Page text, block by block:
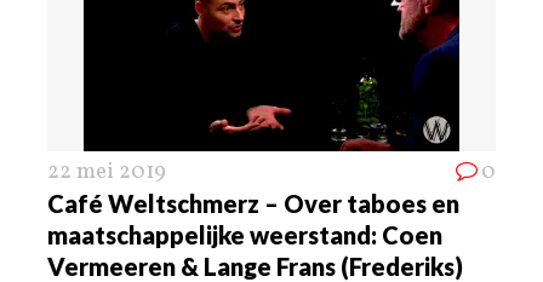
22 mei 2019 0
Café Weltschmerz – Over taboes en
maatschappelijke weerstand: Coen
Vermeeren & Lange Frans (Frederiks)